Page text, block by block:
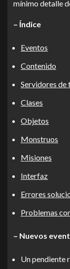
mínimo detalle
– Índice
Eventos
Contenido
Servidores de
Clases
Objetos
Monstruos
Misiones
Interfaz
Errores
Problemas
– Nuevos
Un pendiente